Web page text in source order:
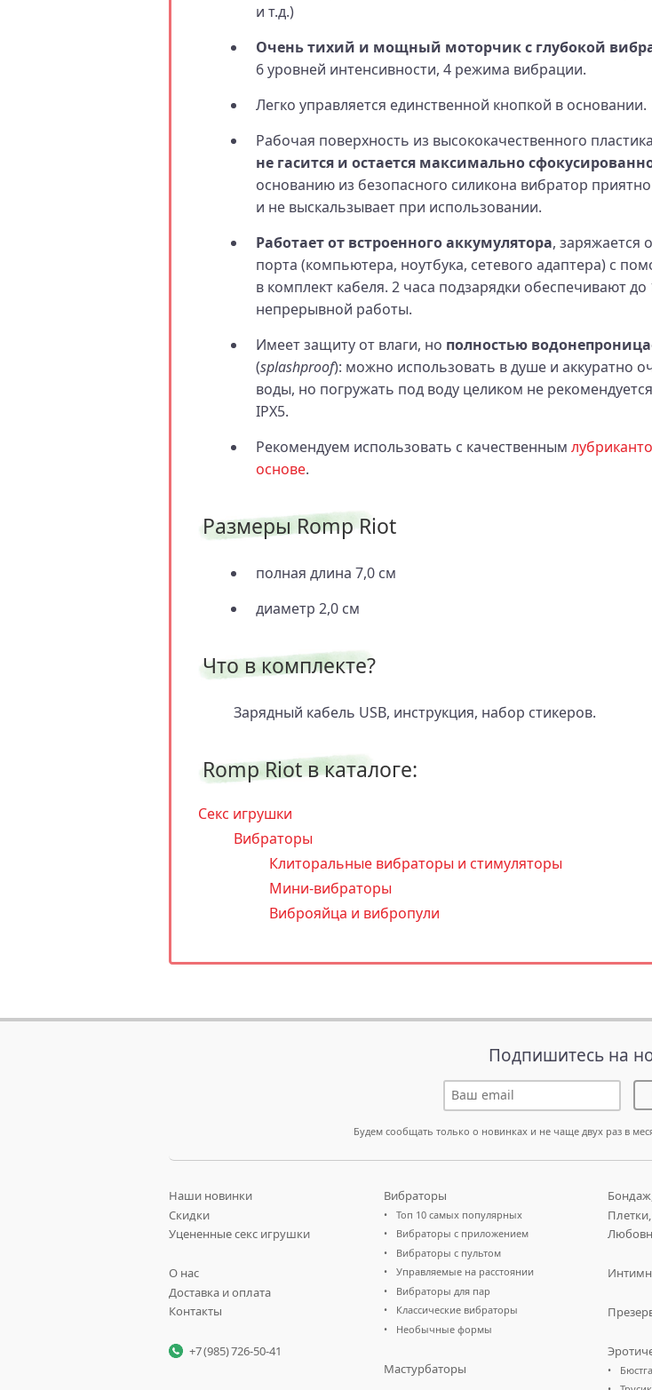
и т.д.)
Очень тихий и мощный моторчик с глубокой
6 уровней интенсивности, 4 режима вибрации.
Легко управляется единственной кнопкой в основании.
Рабочая поверхность из высококачественного
не гасится и остается максимально
основанию из безопасного силикона вибратор
и не выскальзывает при использовании.
Работает от встроенного аккумулятора, заряжается
порта (компьютера, ноутбука, сетевого адаптера) с
в комплект кабеля. 2 часа подзарядки обеспечивают до
непрерывной работы.
Имеет защиту от влаги, но полностью
(splashproof): можно использовать в душе и аккуратно
воды, но погружать под воду целиком не
IPX5.
Рекомендуем использовать с качественным
основе.
Размеры Romp Riot
полная длина 7,0 см
диаметр 2,0 см
Что в комплекте?
Зарядный кабель USB, инструкция, набор стикеров.
Romp Riot в каталоге:
Секс игрушки
Вибраторы
Клиторальные вибраторы и стимуляторы
Мини-вибраторы
Виброяйца и вибропули
Подпишитесь на
Будем сообщать только о новинках и не чаще двух раз в
Наши новинки
Скидки
Уцененные секс игрушки
О нас
Доставка и оплата
Контакты
+7 (985) 726-50-41
Вибраторы
Топ 10 самых популярных
Вибраторы с приложением
Вибраторы с пультом
Управляемые на расстоянии
Вибраторы для пар
Классические вибраторы
Необычные формы
Мастурбаторы